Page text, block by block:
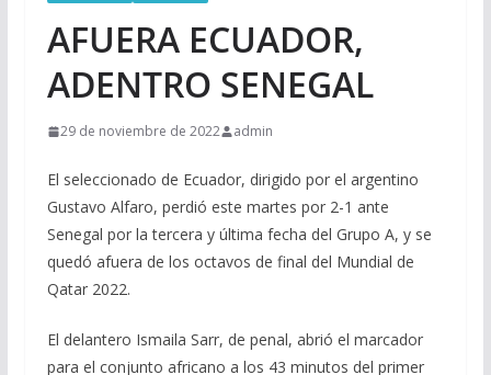
AFUERA ECUADOR,
ADENTRO SENEGAL
29 de noviembre de 2022 admin
El seleccionado de Ecuador, dirigido por el argentino
Gustavo Alfaro, perdió este martes por 2-1 ante
Senegal por la tercera y última fecha del Grupo A, y se
quedó afuera de los octavos de final del Mundial de
Qatar 2022.
El delantero Ismaila Sarr, de penal, abrió el marcador
para el conjunto africano a los 43 minutos del primer